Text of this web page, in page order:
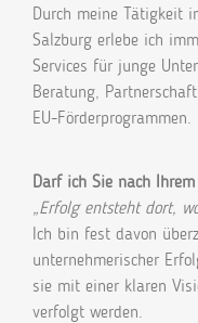
Durch meine Tätigkeit
Salzburg erlebe ich
Services für junge
Beratung,
EU-Förderprogrammen.
Darf ich Sie nach
„Erfolg entsteht dort,
Ich bin fest davon
unternehmerischer
sie mit einer klaren
verfolgt werden.